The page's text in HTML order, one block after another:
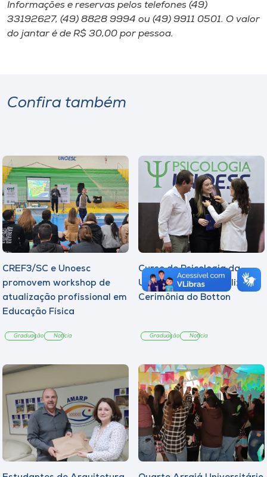
Informações e reservas pelos telefones (49)
33192627, (49) 8828 9994 ou (49) 9911 0501. O valor
do jantar é de R$ 30,00 por pessoa.
Confira também
CREF3/SC e Unoesc
promovem workshop de
atualização profissional em
Educação Física
Graduação Notícia
Curso de Psicologia da
Unoesc Joaçaba realiza 2ª
Cerimônia do Botton
Graduação Notícia